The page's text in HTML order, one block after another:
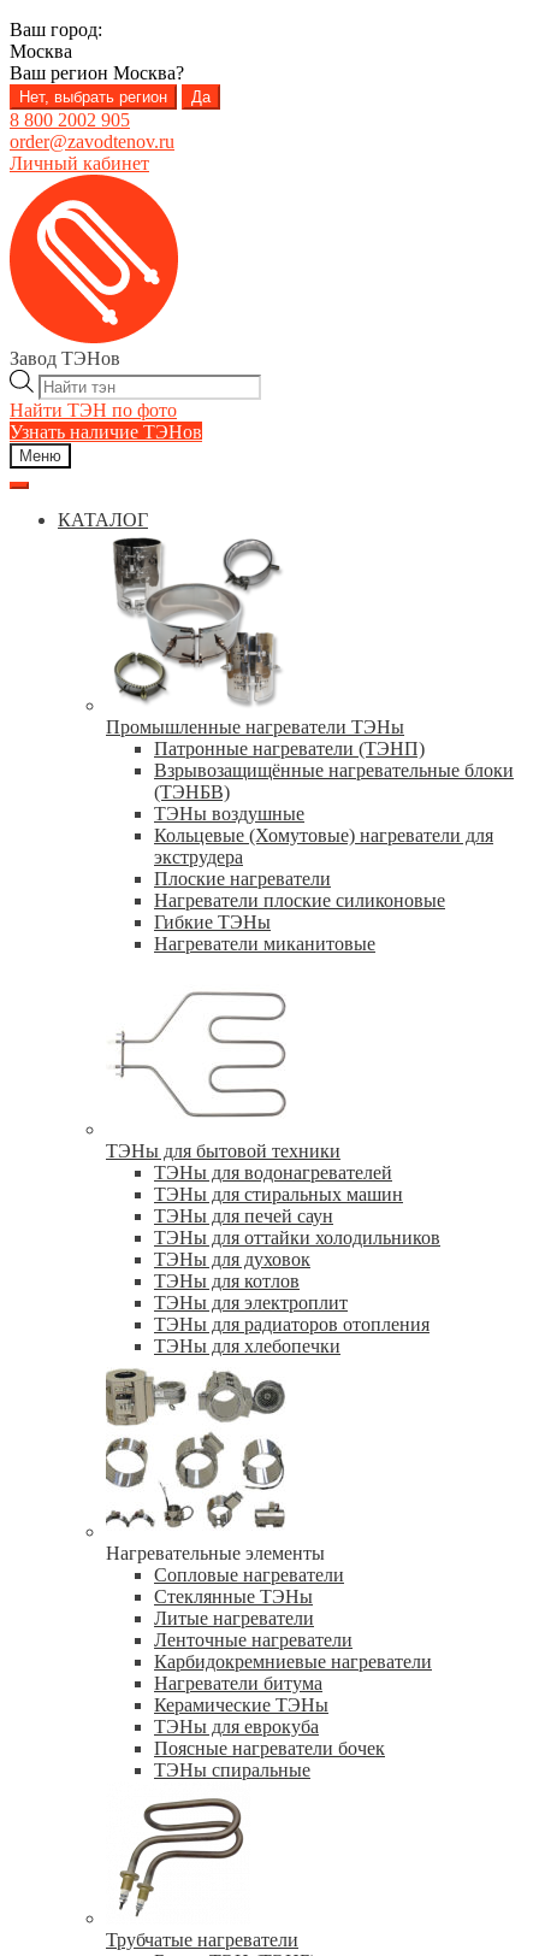
Ваш город:
Москва
Ваш регион Москва?
Нет, выбрать регион Да
8 800 2002 905
order@zavodtenov.ru
Личный кабинет
Перейти
навигации
Перейти
содержимому
Завод ТЭНов
Поиск
товаров
Найти ТЭН по фото
Узнать наличие ТЭНов
Меню
КАТАЛОГ
Промышленные нагреватели ТЭНы
Патронные нагреватели (ТЭНП)
Взрывозащищённые нагревательные блоки
(ТЭНБВ)
ТЭНы воздушные
Кольцевые (Хомутовые) нагреватели для
экструдера
Плоские нагреватели
Нагреватели плоские силиконовые
Гибкие ТЭНы
Нагреватели миканитовые
ТЭНы для бытовой техники
ТЭНы для водонагревателей
ТЭНы для стиральных машин
ТЭНы для печей саун
ТЭНы для оттайки холодильников
ТЭНы для духовок
ТЭНы для котлов
ТЭНы для электроплит
ТЭНы для радиаторов отопления
ТЭНы для хлебопечки
Нагревательные элементы
Сопловые нагреватели
Стеклянные ТЭНы
Литые нагреватели
Ленточные нагреватели
Карбидокремниевые нагреватели
Нагреватели битума
Керамические ТЭНы
ТЭНы для еврокуба
Поясные нагреватели бочек
ТЭНы спиральные
Трубчатые нагреватели